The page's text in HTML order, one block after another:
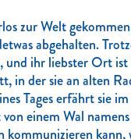
zur Welt
abgehalten.
und ihr liebster Ort
in der sie an alten
Tages erfährt sie im
einem Wal
kommunizieren kann,